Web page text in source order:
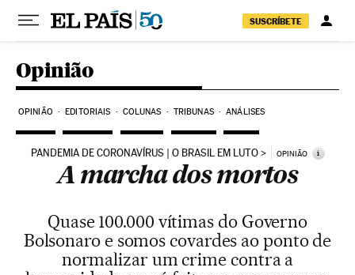
Pular para o conteúdo
SUSCRÍBETE
Opinião
OPINIÃO EDITORIAIS COLUNAS TRIBUNAS ANÁLISES
PANDEMIA DE CORONAVÍRUS | O BRASIL EM LUTO OPINIÃO i
A marcha dos mortos
Quase 100.000 vítimas do Governo
Bolsonaro e somos covardes ao ponto de
normalizar um crime contra a